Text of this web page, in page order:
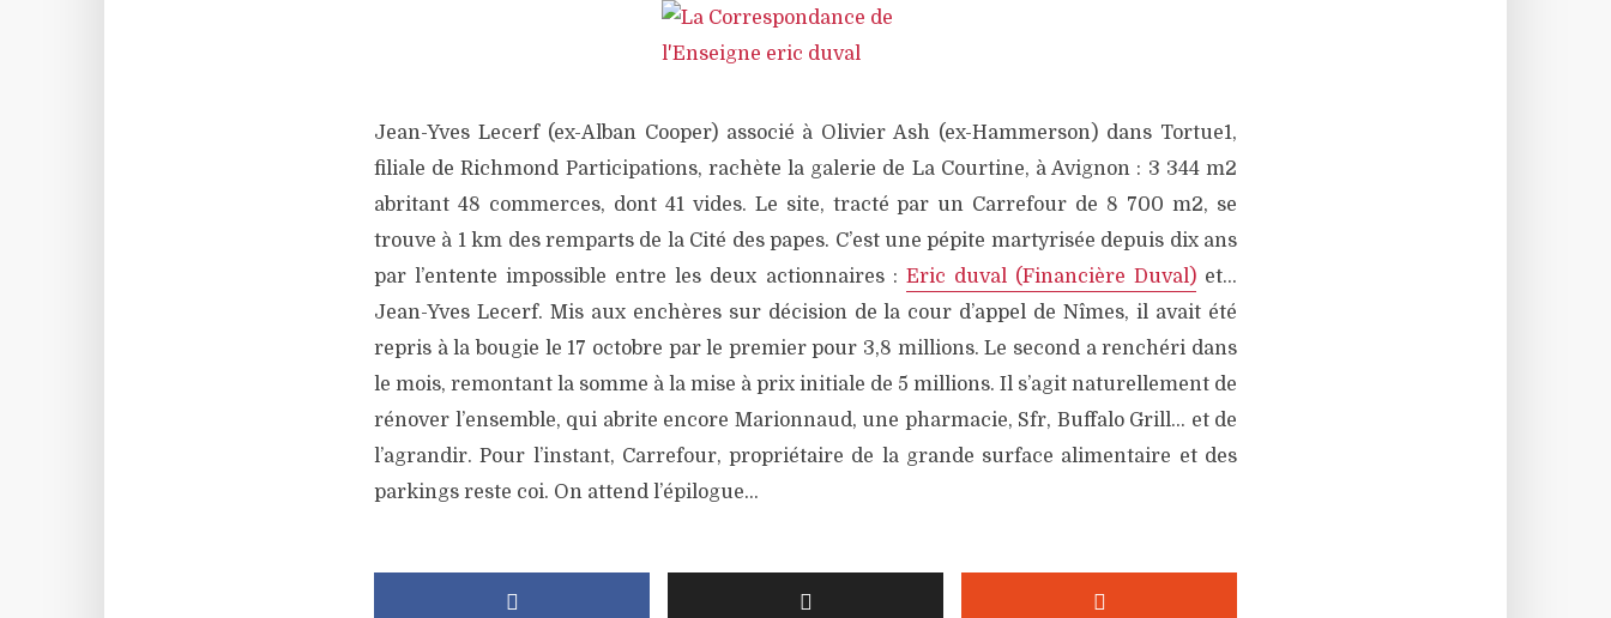
Jean-Yves Lecerf (ex-Alban Cooper) associé à Olivier Ash (ex-Hammerson) dans Tortue1,
filiale de Richmond Participations, rachète la galerie de La Courtine, à Avignon : 3 344 m2
abritant 48 commerces, dont 41 vides. Le site, tracté par un Carrefour de 8 700 m2, se
trouve à 1 km des remparts de la Cité des papes. C’est une pépite martyrisée depuis dix ans
par l’entente impossible entre les deux actionnaires : Eric duval (Financière Duval)et…
Jean-Yves Lecerf. Mis aux enchères sur décision de la cour d’appel de Nîmes, il avait été
repris à la bougie le 17 octobre par le premier pour 3,8 millions. Le second a renchéri dans
le mois, remontant la somme à la mise à prix initiale de 5 millions. Il s’agit naturellement de
rénover l’ensemble, qui abrite encore Marionnaud, une pharmacie, Sfr, Buffalo Grill… et de
l’agrandir. Pour l’instant, Carrefour, propriétaire de la grande surface alimentaire et des
parkings reste coi. On attend l’épilogue…